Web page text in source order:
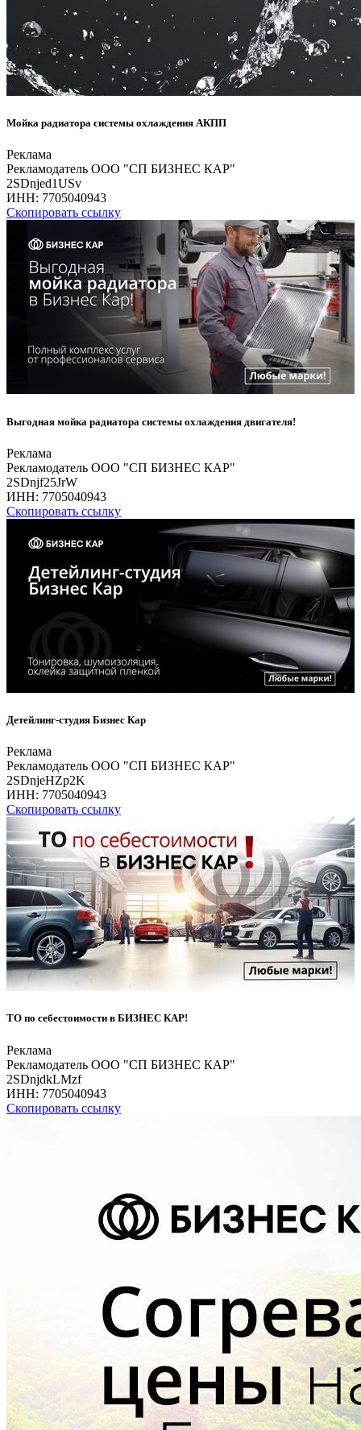
Мойка радиатора системы охлаждения АКПП
Реклама
Рекламодатель ООО "СП БИЗНЕС КАР"
2SDnjed1USv
ИНН: 7705040943
Скопировать ссылку
Выгодная мойка радиатора системы охлаждения двигателя!
Реклама
Рекламодатель ООО "СП БИЗНЕС КАР"
2SDnjf25JrW
ИНН: 7705040943
Скопировать ссылку
Детейлинг-студия Бизнес Кар
Реклама
Рекламодатель ООО "СП БИЗНЕС КАР"
2SDnjeHZp2K
ИНН: 7705040943
Скопировать ссылку
ТО по себестоимости в БИЗНЕС КАР!
Реклама
Рекламодатель ООО "СП БИЗНЕС КАР"
2SDnjdkLMzf
ИНН: 7705040943
Скопировать ссылку